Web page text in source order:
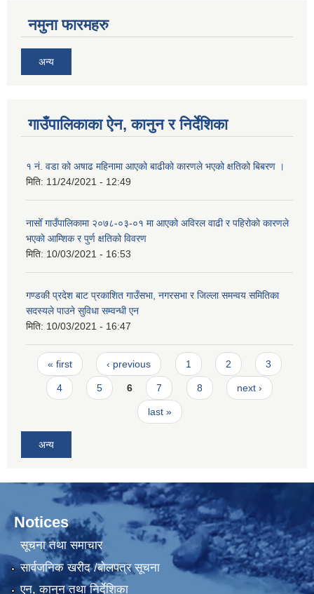
नमुना फारमहरु
अन्य
गाउँपालिकाका ऐन, कानुन र निर्देशिका
१ नं. वडा को अषाढ महिनामा आएको बाढीको कारणले भएको क्षतिको बिबरण ।
मिति: 11/24/2021 - 12:49
नासोँ गाउँपालिकामा २०७८-०३-०१ मा आएको अविरल वाढी र पहिरोकाे कारणले
भएकाे आम्शिक र पुर्ण क्षतिको विवरण
मिति: 10/03/2021 - 16:53
गण्डकी प्रदेश बाट प्रकाशित गाउँसभा, नगरसभा र जिल्ला समन्वय समितिका
सदस्यले पाउने सुविधा सम्वन्धी एन
मिति: 10/03/2021 - 16:47
Pages
« first ‹ previous 1 2 3
4 5 6 7 8 next ›
last »
अन्य
Notices
सूचना तथा समाचार
सार्वजनिक खरीद /बोलपत्र सूचना
एन, कानुन तथा निर्देशिका